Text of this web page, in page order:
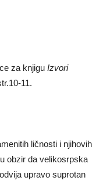
za knjigu Izvori
11.
ličnosti i njihovih
obzir da velikosrpska
upravo suprotan